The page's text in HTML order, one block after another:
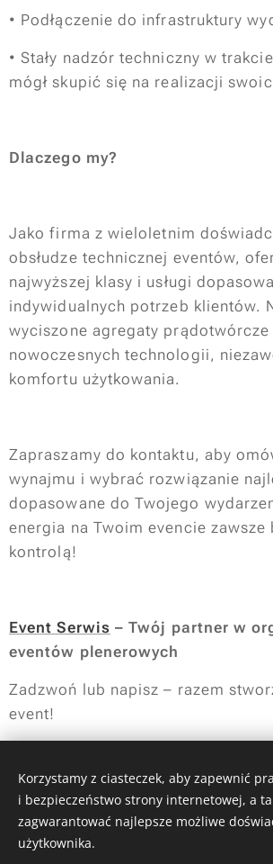
• Podłączenie do infrastruktury
• Stały nadzór techniczny w
mógł skupić się na realizacji
Dlaczego my?
Jako firma z wieloletnim
obsłudze technicznej eventów,
najwyższej klasy i usługi
indywidualnych potrzeb klientów.
wyciszone agregaty prądotwórcze
nowoczesnych technologii,
komfortu użytkowania.
Zapraszamy do kontaktu, aby
wynajmu i wybrać rozwiązanie
dopasowane do Twojego
energia na Twoim evencie zawsze
kontrolą!
Event Serwis – Twój partner w
eventów plenerowych
Zadzwoń lub napisz – razem
event!
Share
Korzystamy z ciasteczek, aby zapewnić
i bezpieczeństwo strony internetowej, a
zagwarantować najlepsze możliwe
użytkownika.